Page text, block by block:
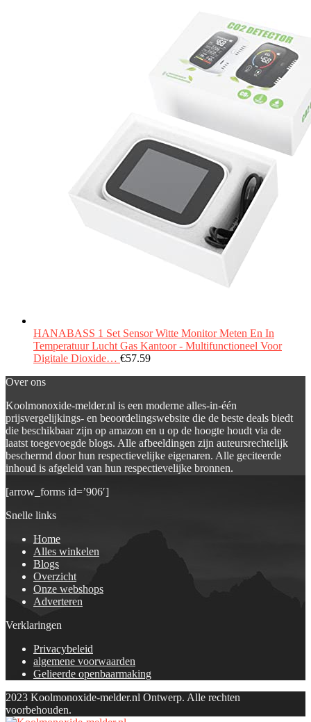
HANABASS 1 Set Sensor Witte Monitor Meten En In
Temperatuur Lucht Gas Kantoor - Multifunctioneel Voor
Digitale Dioxide… €57.59
Over ons
Koolmonoxide-melder.nl is een moderne alles-in-één
prijsvergelijkings- en beoordelingswebsite die de beste deals biedt
die beschikbaar zijn op amazon en u op de hoogte houdt via de
laatst toegevoegde blogs. Alle afbeeldingen zijn auteursrechtelijk
beschermd door hun respectievelijke eigenaren. Alle geciteerde
inhoud is afgeleid van hun respectievelijke bronnen.
[arrow_forms id=’906′]
Snelle links
Home
Alles winkelen
Blogs
Overzicht
Onze webshops
Adverteren
Verklaringen
Privacybeleid
algemene voorwaarden
Gelieerde openbaarmaking
2023 Koolmonoxide-melder.nl Ontwerp. Alle rechten
voorbehouden.